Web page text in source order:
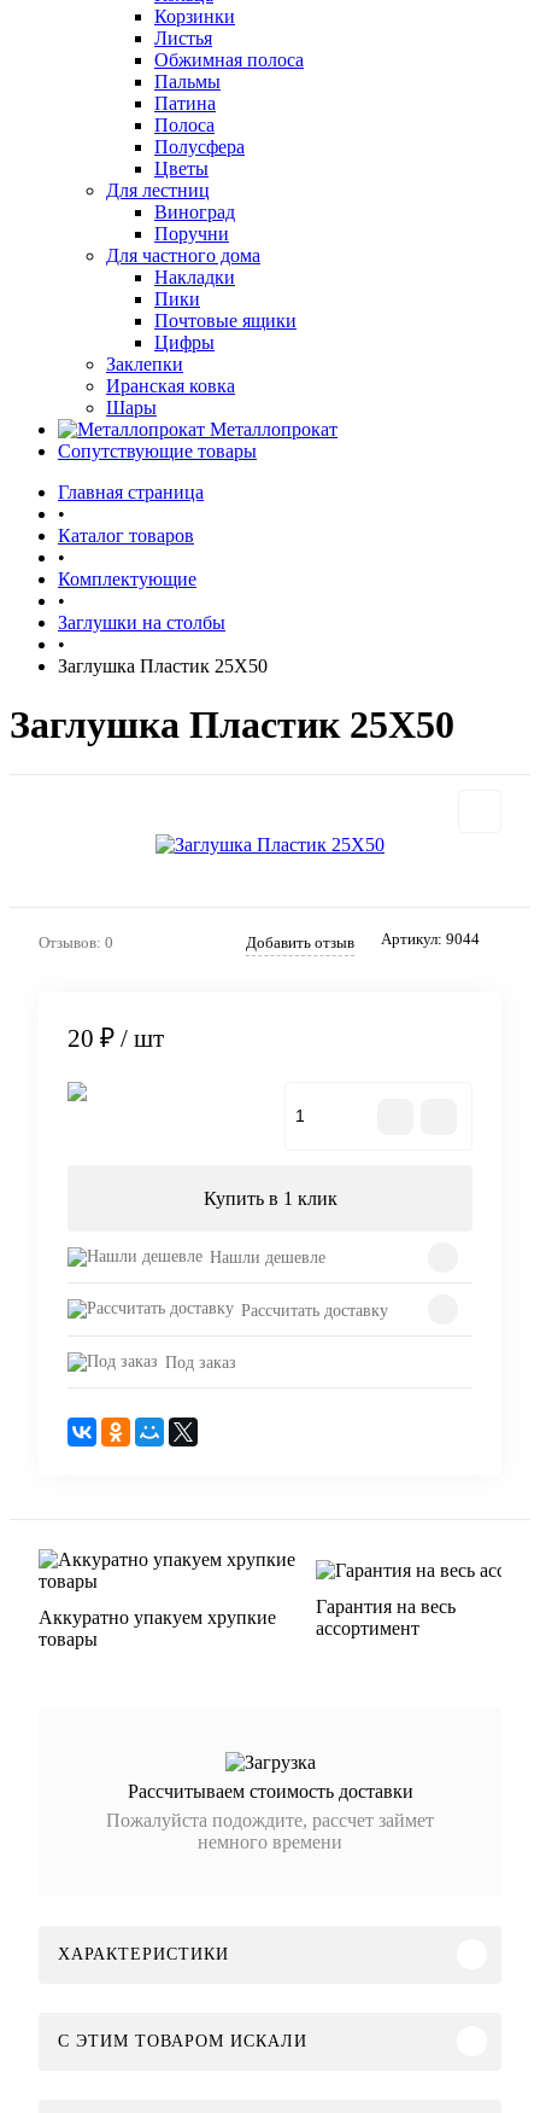
Корзинки
Листья
Обжимная полоса
Пальмы
Патина
Полоса
Полусфера
Цветы
Для лестниц
Виноград
Поручни
Для частного дома
Накладки
Пики
Почтовые ящики
Цифры
Заклепки
Иранская ковка
Шары
Металлопрокат
Сопутствующие товары
Главная страница
•
Каталог товаров
•
Комплектующие
•
Заглушки на столбы
•
Заглушка Пластик 25X50
Заглушка Пластик 25X50
Отзывов: 0 Добавить отзыв Артикул: 9044
20 ₽ / шт
Купить в 1 клик
Нашли дешевле
Рассчитать доставку
Под заказ
Аккуратно упакуем хрупкие
товары
Гарантия на весь
ассортимент
Рассчитываем стоимость доставки
Пожалуйста подождите, рассчет займет
немного времени
ХАРАКТЕРИСТИКИ
C ЭТИМ ТОВАРОМ ИСКАЛИ